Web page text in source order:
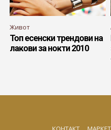
Живот
Топ есенски трендови на
лакови за нокти 2010